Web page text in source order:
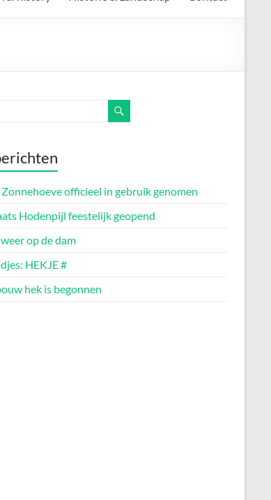
officieel in gebruik genomen
Hodenpijl feestelijk geopend
op de dam
HEKJE #
hek is begonnen